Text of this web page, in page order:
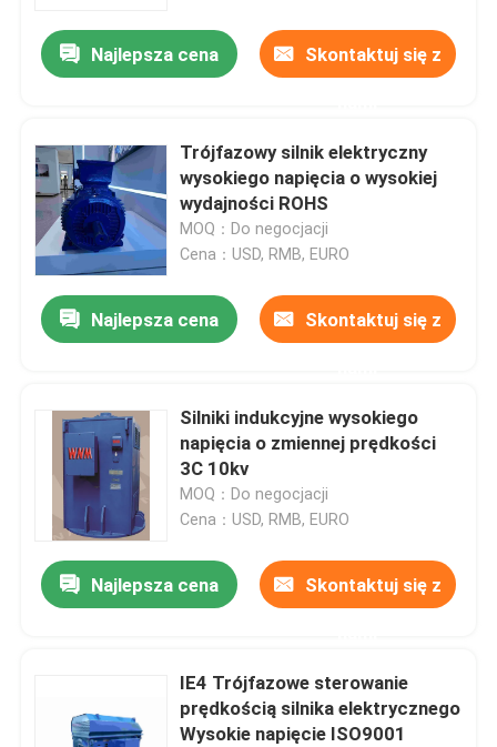
Najlepsza cena Skontaktuj się z
Trójfazowy silnik elektryczny
wysokiego napięcia o wysokiej
wydajności ROHS
MOQ：Do negocjacji
Cena：USD, RMB, EURO
Najlepsza cena Skontaktuj się z
Silniki indukcyjne wysokiego
napięcia o zmiennej prędkości
3C 10kv
MOQ：Do negocjacji
Cena：USD, RMB, EURO
Najlepsza cena Skontaktuj się z
IE4 Trójfazowe sterowanie
prędkością silnika elektrycznego
Wysokie napięcie ISO9001